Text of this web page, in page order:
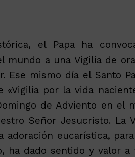
el Papa ha
mundo a una Vigilia de
Ese mismo día el Santo
«Vigilia por la vida
de Adviento en el
Señor Jesucristo. La
adoración eucarística,
ha dado sentido y valor a